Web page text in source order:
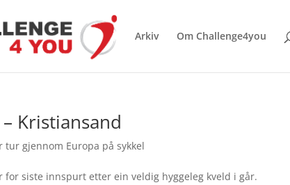
Arkiv Om Challenge4you
Kristiansand
tur gjennom Europa på sykkel
siste innspurt etter ein veldig hyggeleg kveld i går.